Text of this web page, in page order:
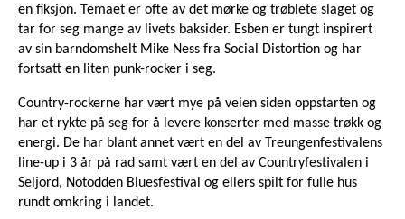
en fiksjon. Temaet er ofte av det mørke og trøblete slaget og
tar for seg mange av livets baksider. Esben er tungt inspirert
av sin barndomshelt Mike Ness fra Social Distortion og har
fortsatt en liten punk-rocker i seg.
Country-rockerne har vært mye på veien siden oppstarten og
har et rykte på seg for å levere konserter med masse trøkk og
energi. De har blant annet vært en del av Treungenfestivalens
line-up i 3 år på rad samt vært en del av Countryfestivalen i
Seljord, Notodden Bluesfestival og ellers spilt for fulle hus
rundt omkring i landet.